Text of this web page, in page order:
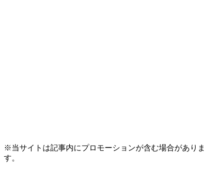
※当サイトは記事内にプロモーションが含む場合がありま
す。